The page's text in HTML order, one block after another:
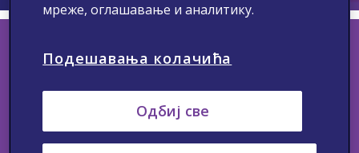
Uslovi korišćenja
мреже, оглашавање и аналитику.
Подешавања колачића
Одбиј све